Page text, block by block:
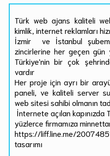
Türk web ajans kaliteli
kimlik, internet reklamları
İzmir ve İstanbul
zincirlerine her geçen gün
Türkiye'nin bir çok
vardır
Her proje için ayrı bir
paneli, ve kaliteli server
web sitesi sahibi olmanın
İnternete açılan
yüzlerce firmamıza
https://liff.line.me/
tasarımı